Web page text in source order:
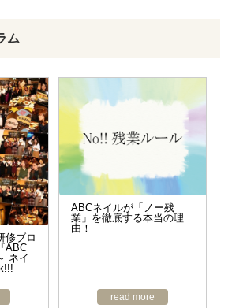
ム
修ブロ
ABC
ネイ
ABCネイルが「ノー残
業」を徹底する本当の理
由！
read more